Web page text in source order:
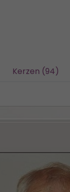
Kerzen (94)